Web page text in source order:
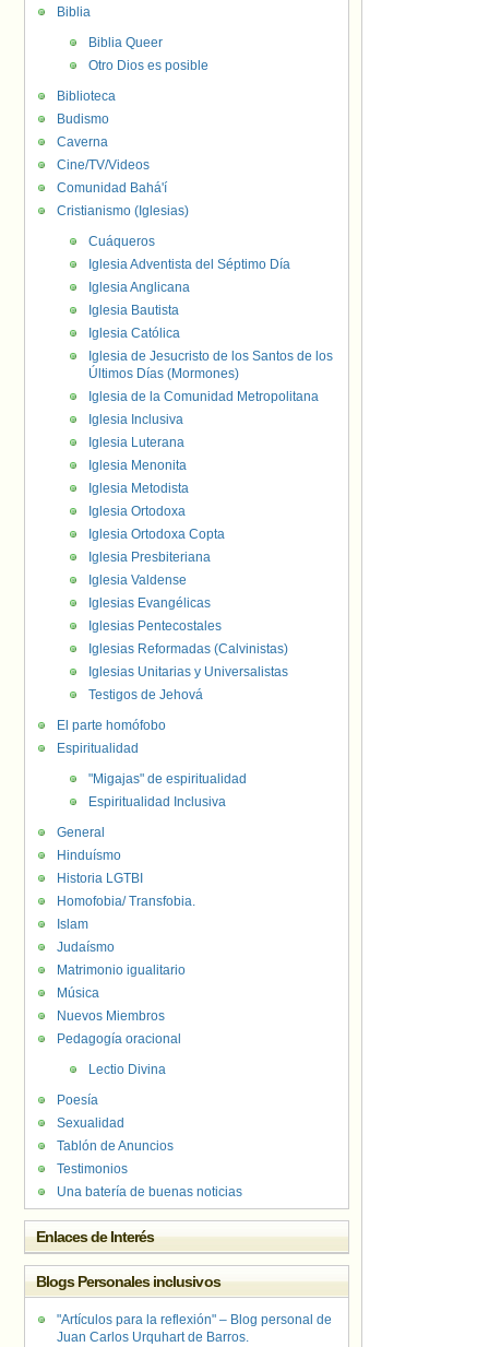
Biblia
Biblia Queer
Otro Dios es posible
Biblioteca
Budismo
Caverna
Cine/TV/Videos
Comunidad Bahá'í
Cristianismo (Iglesias)
Cuáqueros
Iglesia Adventista del Séptimo Día
Iglesia Anglicana
Iglesia Bautista
Iglesia Católica
Iglesia de Jesucristo de los Santos de los
Últimos Días (Mormones)
Iglesia de la Comunidad Metropolitana
Iglesia Inclusiva
Iglesia Luterana
Iglesia Menonita
Iglesia Metodista
Iglesia Ortodoxa
Iglesia Ortodoxa Copta
Iglesia Presbiteriana
Iglesia Valdense
Iglesias Evangélicas
Iglesias Pentecostales
Iglesias Reformadas (Calvinistas)
Iglesias Unitarias y Universalistas
Testigos de Jehová
El parte homófobo
Espiritualidad
"Migajas" de espiritualidad
Espiritualidad Inclusiva
General
Hinduísmo
Historia LGTBI
Homofobia/ Transfobia.
Islam
Judaísmo
Matrimonio igualitario
Música
Nuevos Miembros
Pedagogía oracional
Lectio Divina
Poesía
Sexualidad
Tablón de Anuncios
Testimonios
Una batería de buenas noticias
Enlaces de Interés
Blogs Personales inclusivos
"Artículos para la reflexión" – Blog personal de
Juan Carlos Urquhart de Barros.